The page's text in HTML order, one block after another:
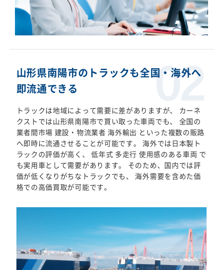
山形県南陽市のトラックも全国・海外へ
即流通できる
トラックは地域によって需要に差がありますが、 カーネ
クストでは山形県南陽市で買い取った車両でも、 全国の
業者間市場 建設・物流業者 海外輸出 といった複数の販路
へ即時に流通させることが可能です。 海外では日本製ト
ラックの評価が高く、 低年式 多走行 使用感のある車両 で
も実用車として需要があります。 そのため、国内では評
価が低くなりがちなトラックでも、 海外需要を含めた価
格での高価買取が可能です。